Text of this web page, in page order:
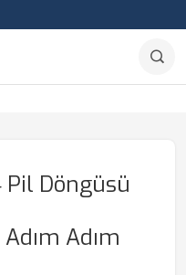
Pil Döngüsü
Adım